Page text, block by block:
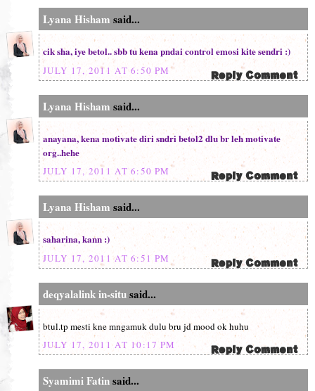
Lyana Hisham said...
cik sha, iye betol.. sbb tu kena pndai control emosi kite sendri :)
JULY 17, 2011 AT 6:50 PM
Lyana Hisham said...
anayana, kena motivate diri sndri betol2 dlu br leh motivate
org..hehe
JULY 17, 2011 AT 6:50 PM
Lyana Hisham said...
saharina, kann :)
JULY 17, 2011 AT 6:51 PM
deqyalalink in-situsaid...
btul.tp mesti kne mngamuk dulu bru jd mood ok huhu
JULY 17, 2011 AT 10:17 PM
Syamimi Fatinsaid...